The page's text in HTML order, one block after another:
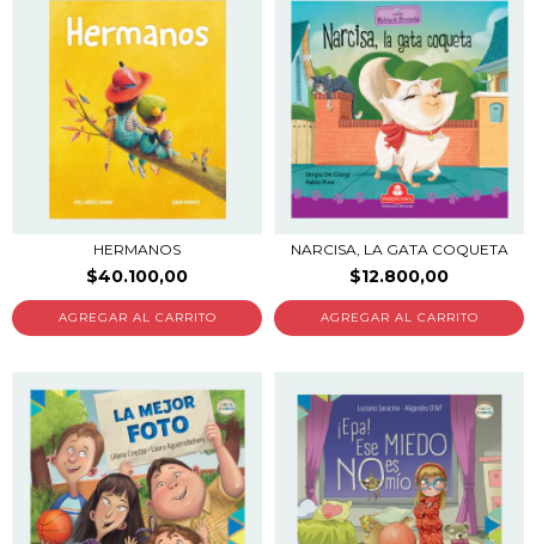
HERMANOS
$40.100,00
NARCISA, LA GATA COQUETA
$12.800,00